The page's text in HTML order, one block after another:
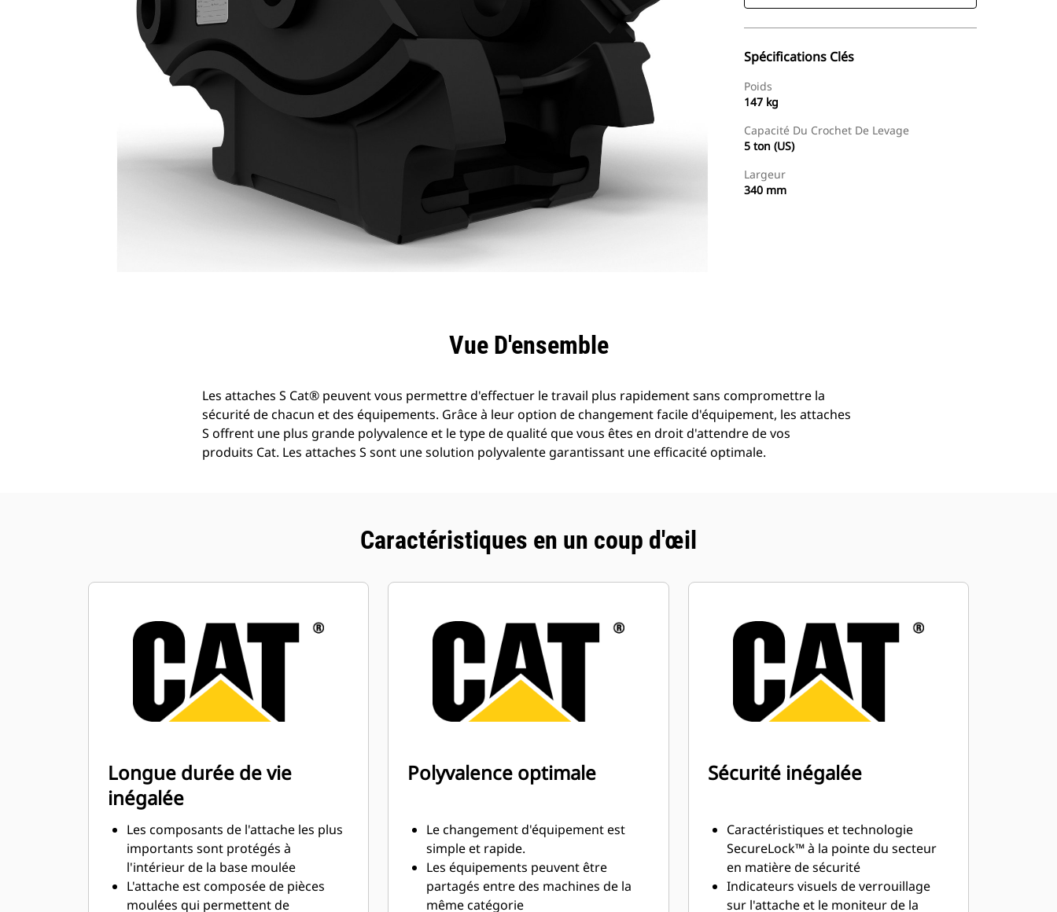
Spécifications Clés
Poids
147 kg
Capacité Du Crochet De Levage
5 ton (US)
Largeur
340 mm
Vue D'ensemble
Les attaches S Cat® peuvent vous permettre d'effectuer le travail plus rapidement sans compromettre la
sécurité de chacun et des équipements. Grâce à leur option de changement facile d'équipement, les attaches
S offrent une plus grande polyvalence et le type de qualité que vous êtes en droit d'attendre de vos
produits Cat. Les attaches S sont une solution polyvalente garantissant une efficacité optimale.
Caractéristiques en un coup d'œil
Longue durée de vie
inégalée
Les composants de l'attache les plus
importants sont protégés à
l'intérieur de la base moulée
L'attache est composée de pièces
moulées qui permettent de
Polyvalence optimale
Le changement d'équipement est
simple et rapide.
Les équipements peuvent être
partagés entre des machines de la
même catégorie
Sécurité inégalée
Caractéristiques et technologie
SecureLock™ à la pointe du secteur
en matière de sécurité
Indicateurs visuels de verrouillage
sur l'attache et le moniteur de la